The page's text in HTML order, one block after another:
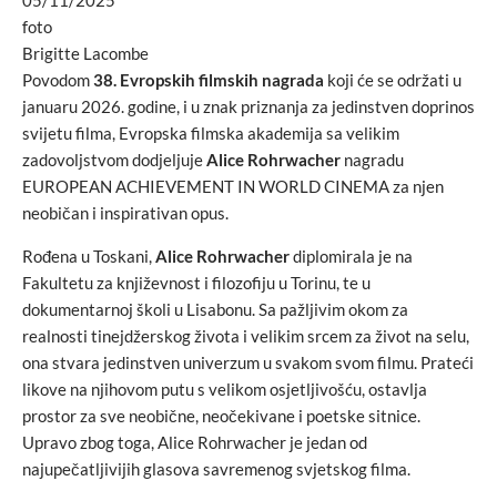
foto
Brigitte Lacombe
Povodom38. Evropskih filmskih nagrada koji će se održati u
januaru 2026. godine, i u znak priznanja za jedinstven doprinos
svijetu filma, Evropska filmska akademija sa velikim
zadovoljstvom dodjeljujeAlice Rohrwacher nagradu
EUROPEAN ACHIEVEMENT IN WORLD CINEMAza njen
neobičan i inspirativan opus.
Rođena u Toskani,Alice Rohrwacherdiplomirala je na
Fakultetu za književnost i filozofiju u Torinu, te u
dokumentarnoj školi u Lisabonu. Sa pažljivim okom za
realnosti tinejdžerskog života i velikim srcem za život na selu,
ona stvara jedinstven univerzum u svakom svom filmu. Prateći
likove na njihovom putu s velikom osjetljivošću, ostavlja
prostor za sve neobične, neočekivane i poetske sitnice.
Upravo zbog toga, Alice Rohrwacher je jedan od
najupečatljivijih glasova savremenog svjetskog filma.